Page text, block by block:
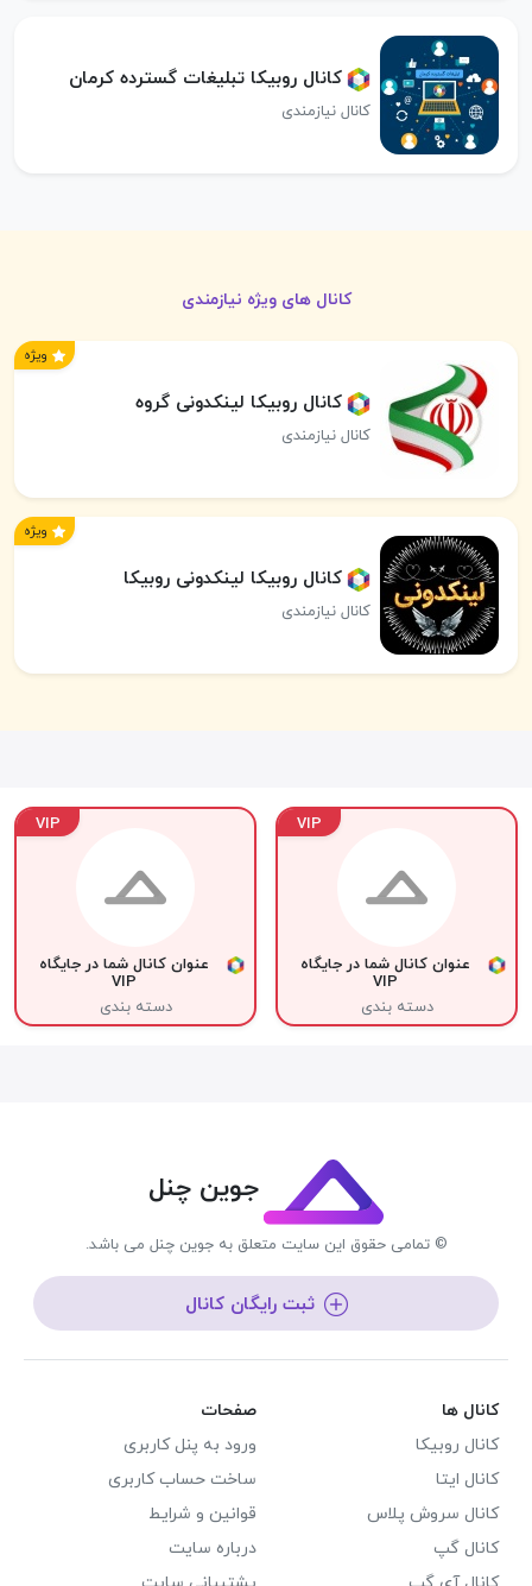
کانال روبیکا تبلیغات گسترده کرمان
کانال نیازمندی
کانال های ویژه نیازمندی
ویژه
کانال روبیکا لینکدونی گروه
کانال نیازمندی
ویژه
کانال روبیکا لینکدونی روبیکا
کانال نیازمندی
VIP
عنوان کانال شما در جایگاه
VIP
دسته بندی
VIP
عنوان کانال شما در جایگاه
VIP
دسته بندی
جوین چنل
© تمامی حقوق این سایت متعلق به جوین چنل می باشد.
ثبت رایگان کانال
کانال ها
کانال روبیکا
کانال ایتا
کانال سروش پلاس
کانال گپ
صفحات
ورود به پنل کاربری
ساخت حساب کاربری
قوانین و شرایط
درباره سایت